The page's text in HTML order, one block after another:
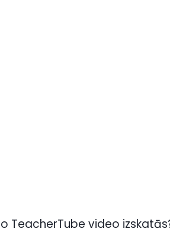
TeacherTube video